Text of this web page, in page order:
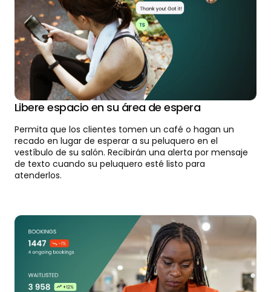
Libere espacio en su área de espera
Permita que los clientes tomen un café o hagan un
recado en lugar de esperar a su peluquero en el
vestíbulo de su salón. Recibirán una alerta por mensaje
de texto cuando su peluquero esté listo para
atenderlos.